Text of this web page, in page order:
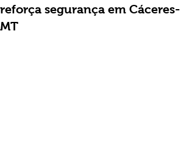
reforça segurança em Cáceres-
MT